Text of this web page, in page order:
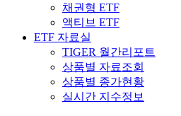
채권형 ETF
액티브 ETF
ETF 자료실
TIGER 월간리포트
상품별 자료조회
상품별 종가현황
실시간 지수정보